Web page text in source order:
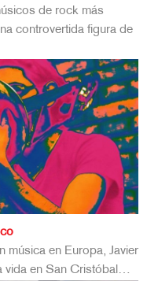
de rock más
controvertida figura de
música en Europa, Javier
vida en San Cristóbal…